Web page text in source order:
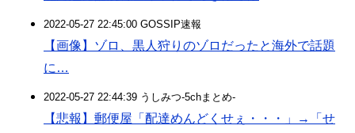
2022-05-27 22:45:00 GOSSIP速報
【画像】ゾロ、黒人狩りのゾロだったと海外で話題
に…
2022-05-27 22:44:39 うしみつ-5chまとめ-
【悲報】郵便屋「配達めんどくせぇ・・・」→「せ